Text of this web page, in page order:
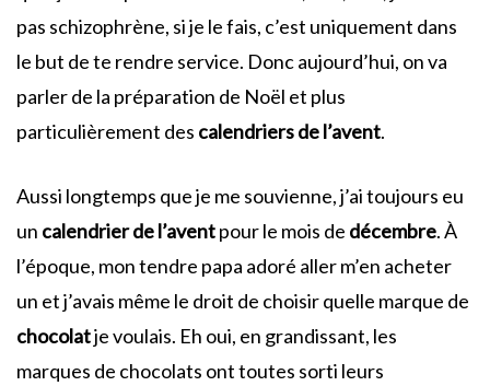
pas schizophrène, si je le fais, c’est uniquement dans
le but de te rendre service. Donc aujourd’hui, on va
parler de la préparation de Noël et plus
particulièrement des calendriers de l’avent
Aussi longtemps que je me souvienne, j’ai toujours eu
un calendrier de l’aventpour le mois de décembre . À
l’époque, mon tendre papa adoré aller m’en acheter
un et j’avais même le droit de choisir quelle marque de
chocolatje voulais. Eh oui, en grandissant, les
marques de chocolats ont toutes sorti leurs